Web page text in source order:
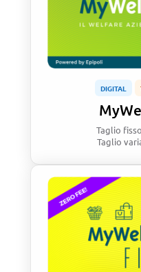
DIGITAL
Taglio
Taglio